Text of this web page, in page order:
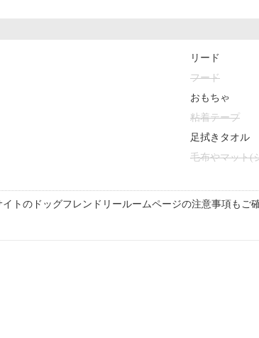
リード
フード
おもちゃ
粘着テープ
足拭きタオル
毛布やマット(
トのドッグフレンドリールームページの注意事項もご